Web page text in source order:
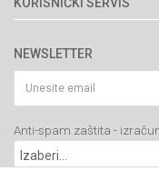
34000 Kragujevac,
PIB: 102135221
Matični broj: 07593252
Prodavnice
Brendovi
Katalozi
Blog
Najčešća pitanja
Politika privatnosti
Kako kupiti
Isporuka
Click & Collect
Načini plaćanja
NEWSLETTER
Anti-spam zaštita -